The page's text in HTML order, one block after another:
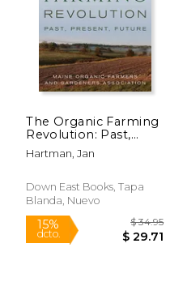
The Organic Farming
Revolution: Past,
Present, Future (en
Inglés)
Hartman, Jan
Down East Books, Tapa
Blanda, Nuevo